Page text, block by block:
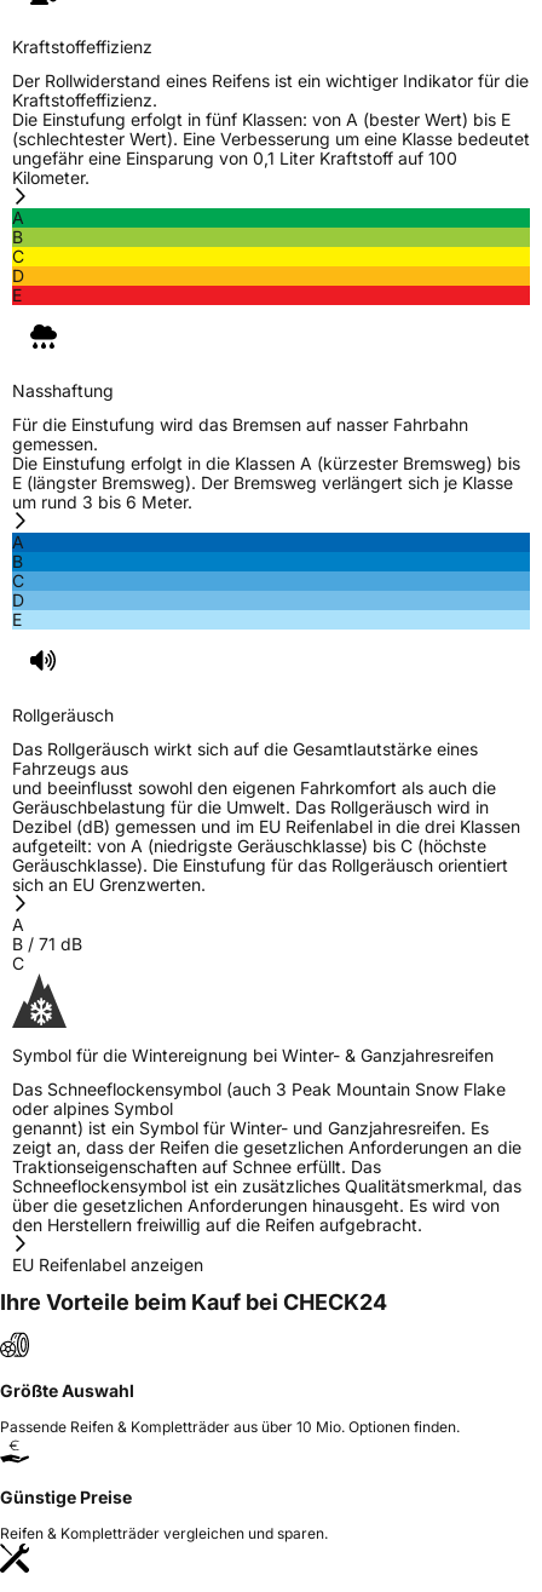
Fahrzeugtyp
ModellnameMSA13
FahrzeugartTransporter
Weitere Eigenschaften
Ja
EU Label
Effizienz
Fahrzeugklasse
C2
3PMSF / Schneeflockensymbol / Alpine-SymbolJa
EPREL ID 1763322
Allgemeine Produktsicherheit (GPSR)
Herstellerkontakt
Verantwortliche in
der EU
Ireland, en.fytire.com
Kraftstoffeffizienz
Der Rollwiderstand eines Reifens ist ein wichtiger Indikator für die
Kraftstoffeffizienz.
Die Einstufung erfolgt in fünf Klassen: von A (bester Wert) bis E
(schlechtester Wert). Eine Verbesserung um eine Klasse bedeutet
ungefähr eine Einsparung von 0,1 Liter Kraftstoff auf 100
Kilometer.
A
B
C
D
E
Nasshaftung
Für die Einstufung wird das Bremsen auf nasser Fahrbahn
gemessen.
Die Einstufung erfolgt in die Klassen A (kürzester Bremsweg) bis
E (längster Bremsweg). Der Bremsweg verlängert sich je Klasse
um rund 3 bis 6 Meter.
A
B
C
D
E
Rollgeräusch
Das Rollgeräusch wirkt sich auf die Gesamtlautstärke eines
Fahrzeugs aus
und beeinflusst sowohl den eigenen Fahrkomfort als auch die
Geräuschbelastung für die Umwelt. Das Rollgeräusch wird in
Dezibel (dB) gemessen und im EU Reifenlabel in die drei Klassen
aufgeteilt: von A (niedrigste Geräuschklasse) bis C (höchste
Geräuschklasse). Die Einstufung für das Rollgeräusch orientiert
sich an EU Grenzwerten.
A
B / 71 dB
C
Symbol für die Wintereignung bei Winter- & Ganzjahresreifen
Das Schneeflockensymbol (auch 3 Peak Mountain Snow Flake
oder alpines Symbol
genannt) ist ein Symbol für Winter- und Ganzjahresreifen. Es
zeigt an, dass der Reifen die gesetzlichen Anforderungen an die
Traktionseigenschaften auf Schnee erfüllt. Das
Schneeflockensymbol ist ein zusätzliches Qualitätsmerkmal, das
über die gesetzlichen Anforderungen hinausgeht. Es wird von
den Herstellern freiwillig auf die Reifen aufgebracht.
EU Reifenlabel anzeigen
Ihre Vorteile beim Kauf bei CHECK24
Größte Auswahl
Passende Reifen & Kompletträder aus über 10 Mio. Optionen finden.
Günstige Preise
Reifen & Kompletträder vergleichen und sparen.